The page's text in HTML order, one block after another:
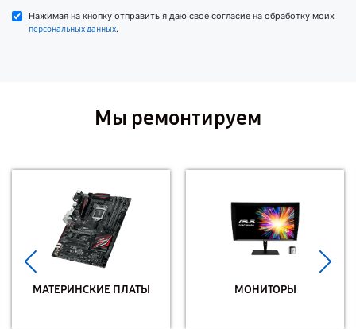
Нажимая на кнопку отправить я даю свое согласие на обработку моих
персональных данных.
Мы ремонтируем
МАТЕРИНСКИЕ ПЛАТЫ МОНИТОРЫ